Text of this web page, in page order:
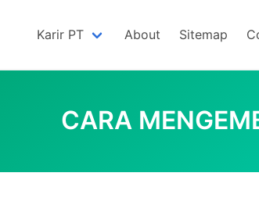
Karir PT About Sitemap
CARA